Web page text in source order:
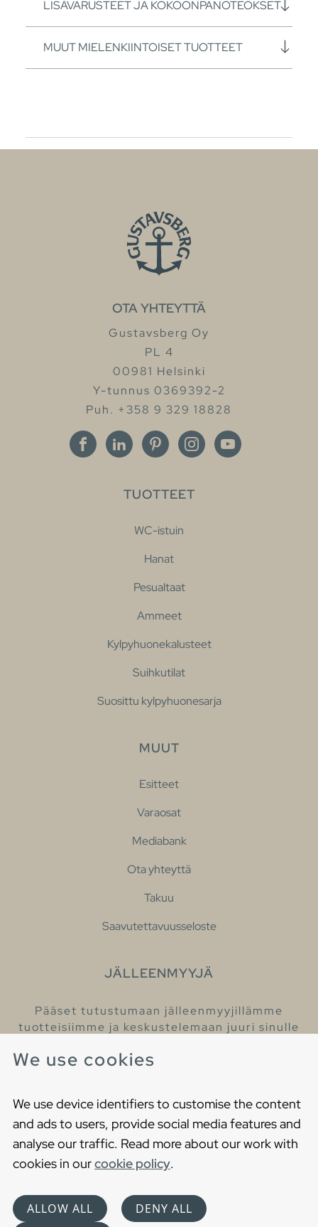
We use cookies
We use device identifiers to customise the content
and ads to users, provide social media features and
analyse our traffic. Read more about our work with
cookies in ourcookie policy.
ALLOW ALL DENY ALL
LISÄVARUSTEET JA KOKOONPANOTEOKSET
MUUT MIELENKIINTOISET TUOTTEET
OTA YHTEYTTÄ
Gustavsberg Oy
PL 4
00981 Helsinki
Y-tunnus 0369392-2
Puh. +358 9 329 18828
TUOTTEET
WC-istuin
Hanat
Pesualtaat
Ammeet
Kylpyhuonekalusteet
Suihkutilat
Suosittu kylpyhuonesarja
MUUT
Esitteet
Varaosat
Mediabank
Ota yhteyttä
Takuu
Saavutettavuusseloste
JÄLLEENMYYJÄ
Pääset tutustumaan jälleenmyyjillämme
tuotteisiimme ja keskustelemaan juuri sinulle
Cookies
Privacy statement
Choose language